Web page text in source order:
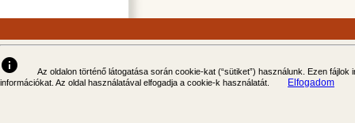
info
Az oldalon történő látogatása során cookie-kat (“sütiket”) használunk. Ezen
információkat. Az oldal használatával elfogadja a cookie-k használatát.
Elfogadom